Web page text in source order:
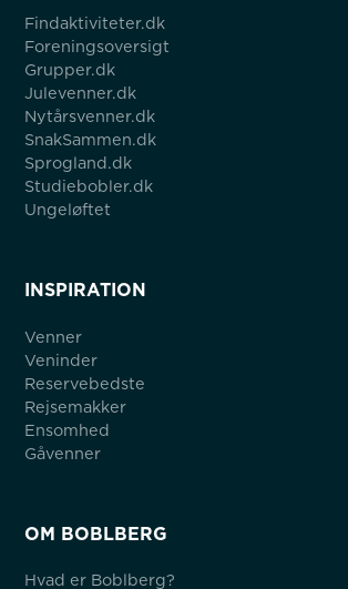
Findaktiviteter.dk
Foreningsoversigt
Grupper.dk
Julevenner.dk
Nytårsvenner.dk
SnakSammen.dk
Sprogland.dk
Studiebobler.dk
Ungeløftet
INSPIRATION
Venner
Veninder
Reservebedste
Rejsemakker
Ensomhed
Gåvenner
OM BOBLBERG
Hvad er Boblberg?